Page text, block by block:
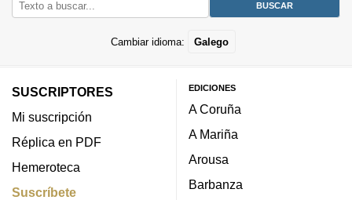
Cambiar idioma: Galego
SUSCRIPTORES
Mi suscripción
Réplica en PDF
Hemeroteca
Suscríbete
EDICIONES
A Coruña
A Mariña
Arousa
Barbanza